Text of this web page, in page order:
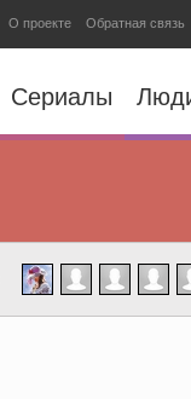
О проекте Обратная связь
Сериалы